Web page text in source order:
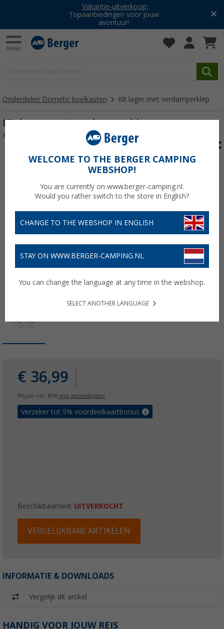
Vakantie-uitverkoop:
Topaanbiedingen voor jouw
avontuur!
Onderdelen Dometic koelkasten Kit lager met verdamperklep
Kit lager met verdamperklep
Artikelnr: 701253
€ 36,99
Prijzen incl. BTW plus verzendkosten
Verzeker tot 5% voordeelkaartbonus
Beschikbaarheid: UITVERKOCHT
VERGELIJKBARE ARTIKELEN
INFORMATIE & DOWNLOADS
Vergelijk dit artikel
HANDIG VOOR JOUW REIS
WELCOME TO THE BERGER CAMPING
WEBSHOP!
You are currently on www.berger-camping.nl.
Would you rather switch to the store in English?
CHANGE TO THE WEBSHOP IN ENGLISH
STAY ON WWW.BERGER-CAMPING.NL
You can change the language at any time in the webshop.
SELECT ANOTHER LANGUAGE